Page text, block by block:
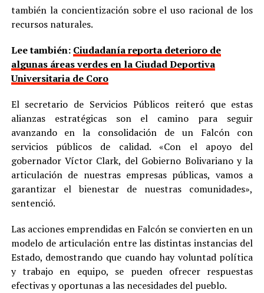
también la concientización sobre el uso racional de los
recursos naturales.
Lee también: Ciudadanía reporta deterioro de
algunas áreas verdes en la Ciudad Deportiva
Universitaria de Coro
El secretario de Servicios Públicos reiteró que estas
alianzas estratégicas son el camino para seguir
avanzando en la consolidación de un Falcón con
servicios públicos de calidad. «Con el apoyo del
gobernador Víctor Clark, del Gobierno Bolivariano y la
articulación de nuestras empresas públicas, vamos a
garantizar el bienestar de nuestras comunidades»,
sentenció.
Las acciones emprendidas en Falcón se convierten en un
modelo de articulación entre las distintas instancias del
Estado, demostrando que cuando hay voluntad política
y trabajo en equipo, se pueden ofrecer respuestas
efectivas y oportunas a las necesidades del pueblo.